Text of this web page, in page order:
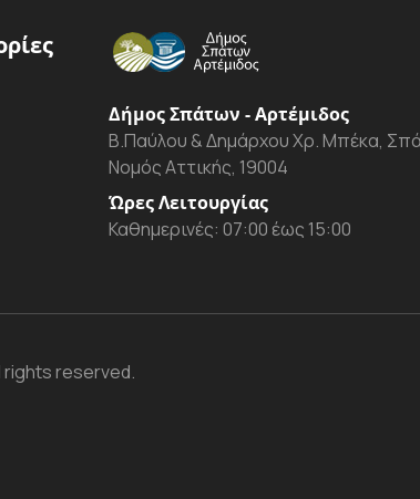
Δήμος Σπάτων - Αρτέμιδος
Β.Παύλου & Δημάρχου Χρ. Μπέκα,
Νομός Αττικής, 19004
Ώρες Λειτουργίας
Καθημερινές: 07:00 έως 15:00
rights reserved.